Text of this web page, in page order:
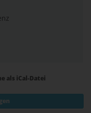
als iCal-Datei